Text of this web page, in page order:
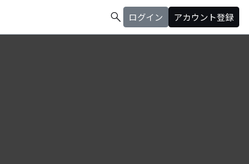
search ログイン アカウント登録